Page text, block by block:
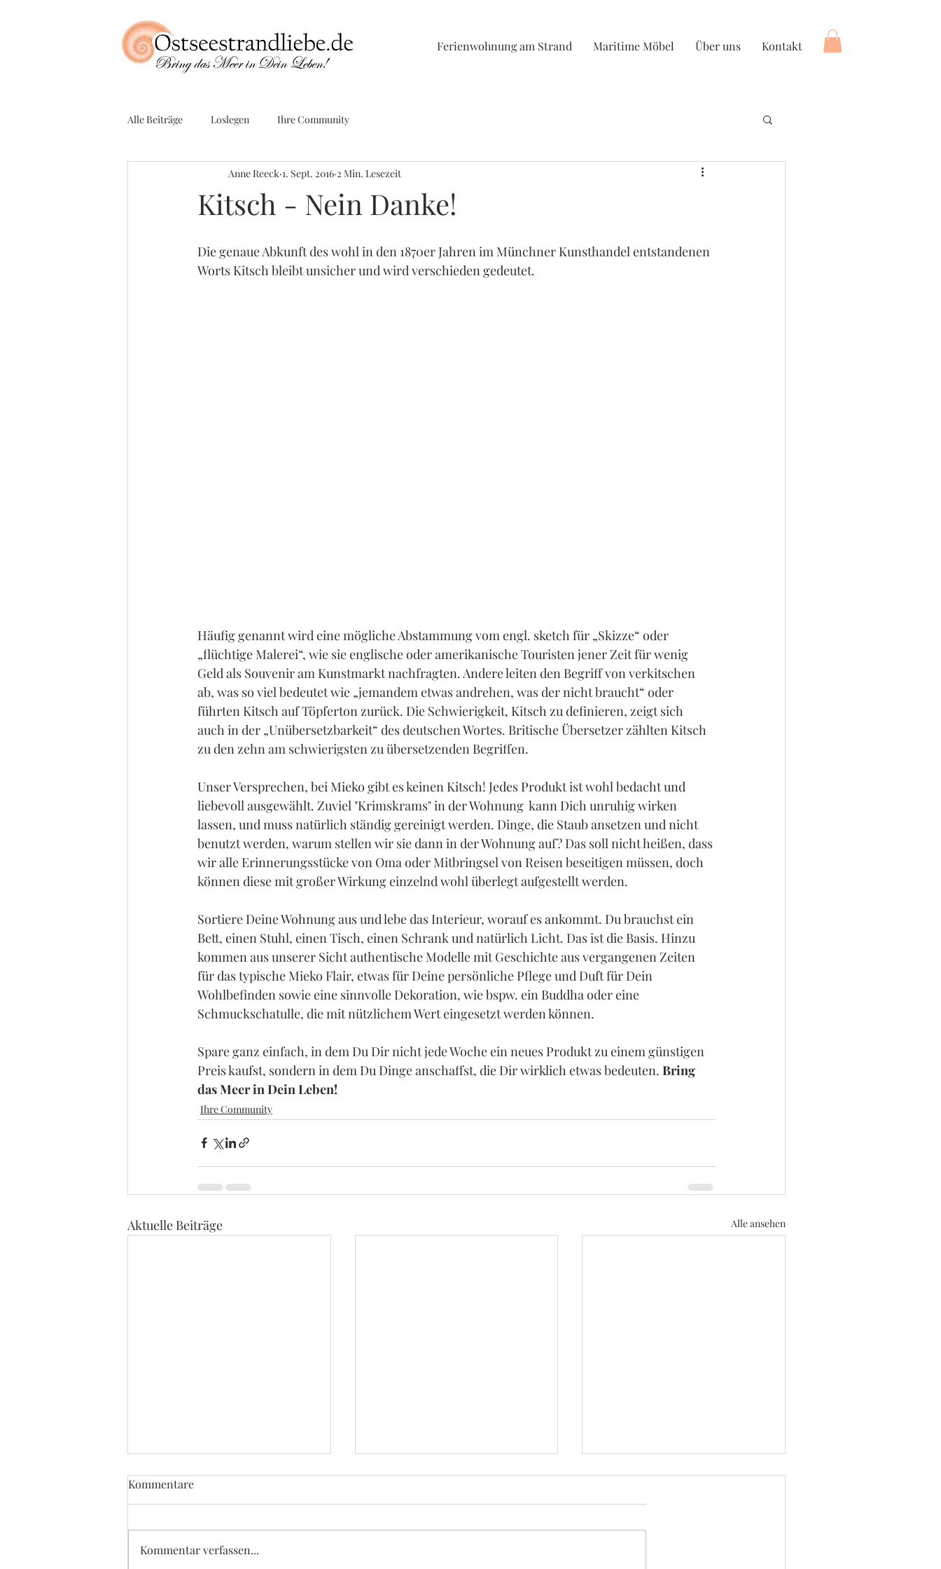
Ferienwohnung am Strand Maritime Möbel Über uns Kontakt
Alle Beiträge Loslegen Ihre Community
Kitsch - Nein Danke!
Anne Reeck 1. Sept. 2016 2 Min. Lesezeit
Die genaue Abkunft des wohl in den 1870er Jahren im Münchner Kunsthandel entstandenen
Worts Kitsch bleibt unsicher und wird verschieden gedeutet.
Häufig genannt wird eine mögliche Abstammung vom engl. sketch für „Skizze“ oder
„flüchtige Malerei“, wie sie englische oder amerikanische Touristen jener Zeit für wenig
Geld als Souvenir am Kunstmarkt nachfragten. Andere leiten den Begriff von verkitschen
ab, was so viel bedeutet wie „jemandem etwas andrehen, was der nicht braucht“ oder
führten Kitsch auf Töpferton zurück. Die Schwierigkeit, Kitsch zu definieren, zeigt sich
auch in der „Unübersetzbarkeit“ des deutschen Wortes. Britische Übersetzer zählten Kitsch
zu den zehn am schwierigsten zu übersetzenden Begriffen.
Unser Versprechen, bei Mieko gibt es keinen Kitsch! Jedes Produkt ist wohl bedacht und
liebevoll ausgewählt. Zuviel "Krimskrams" in der Wohnung  kann Dich unruhig wirken
lassen, und muss natürlich ständig gereinigt werden. Dinge, die Staub ansetzen und nicht
benutzt werden, warum stellen wir sie dann in der Wohnung auf? Das soll nicht heißen, dass
wir alle Erinnerungsstücke von Oma oder Mitbringsel von Reisen beseitigen müssen, doch
können diese mit großer Wirkung einzelnd wohl überlegt aufgestellt werden.
Sortiere Deine Wohnung aus und lebe das Interieur, worauf es ankommt. Du brauchst ein
Bett, einen Stuhl, einen Tisch, einen Schrank und natürlich Licht. Das ist die Basis. Hinzu
kommen aus unserer Sicht authentische Modelle mit Geschichte aus vergangenen Zeiten
für das typische Mieko Flair, etwas für Deine persönliche Pflege und Duft für Dein
Wohlbefinden sowie eine sinnvolle Dekoration, wie bspw. ein Buddha oder eine
Schmuckschatulle, die mit nützlichem Wert eingesetzt werden können.
Spare ganz einfach, in dem Du Dir nicht jede Woche ein neues Produkt zu einem günstigen
Preis kaufst, sondern in dem Du Dinge anschaffst, die Dir wirklich etwas bedeuten. Bring
das Meer in Dein Leben!
Ihre Community
Aktuelle Beiträge Alle ansehen
Kommentare
Kommentar verfassen...